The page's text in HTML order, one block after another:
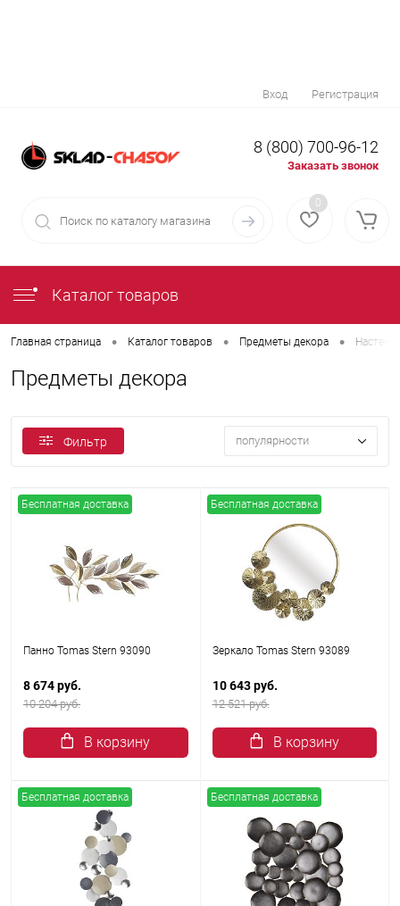
Вход Регистрация
8 (800) 700-96-12
Заказать звонок
0
Каталог товаров
Главная страница • Каталог товаров • Предметы декора •
Предметы декора
Фильтр популярности
Бесплатная доставка
Панно Tomas Stern 93090
8 674 руб.
10 204 руб.
В корзину
Бесплатная доставка
Зеркало Tomas Stern 93089
10 643 руб.
12 521 руб.
В корзину
Бесплатная доставка Бесплатная доставка